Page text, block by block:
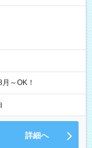
～OK！
詳細へ